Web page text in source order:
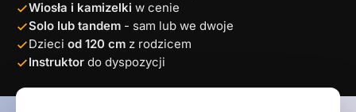
Wiosła i kamizelki w cenie
Solo lub tandem - sam lub we dwoje
Dzieci od 120 cm z rodzicem
Instruktor do dyspozycji